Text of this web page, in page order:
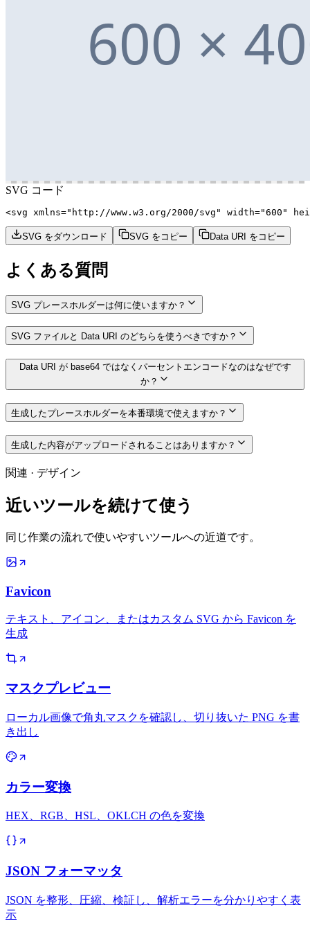
SVG コード
<svg xmlns="http://www.w3.org/2000/svg" width="600"
SVG をダウンロード SVG をコピー Data URI をコピー
よくある質問
SVG プレースホルダーは何に使いますか？
SVG ファイルと Data URI のどちらを使うべきですか？
Data URI が base64 ではなくパーセントエンコードなのはなぜです
か？
生成したプレースホルダーを本番環境で使えますか？
生成した内容がアップロードされることはありますか？
関連 · デザイン
近いツールを続けて使う
同じ作業の流れで使いやすいツールへの近道です。
Favicon
テキスト、アイコン、またはカスタム SVG から Favicon を
生成
マスクプレビュー
ローカル画像で角丸マスクを確認し、切り抜いた PNG を書
き出し
カラー変換
HEX、RGB、HSL、OKLCH の色を変換
JSON フォーマッタ
JSON を整形、圧縮、検証し、解析エラーを分かりやすく表
示